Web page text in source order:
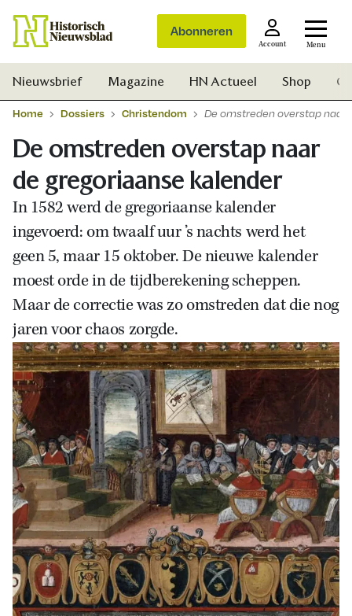
Abonneren
Account Menu
Zoek
Nieuwsbrief Magazine HN Actueel Shop
Home Dossiers Christendom De omstreden overstap naar
De omstreden overstap naar
de gregoriaanse kalender
In 1582 werd de gregoriaanse kalender
ingevoerd: om twaalf uur ’s nachts werd het
geen 5, maar 15 oktober. De nieuwe kalender
moest orde in de tijdberekening scheppen.
Maar de correctie was zo omstreden dat die nog
jaren voor chaos zorgde.